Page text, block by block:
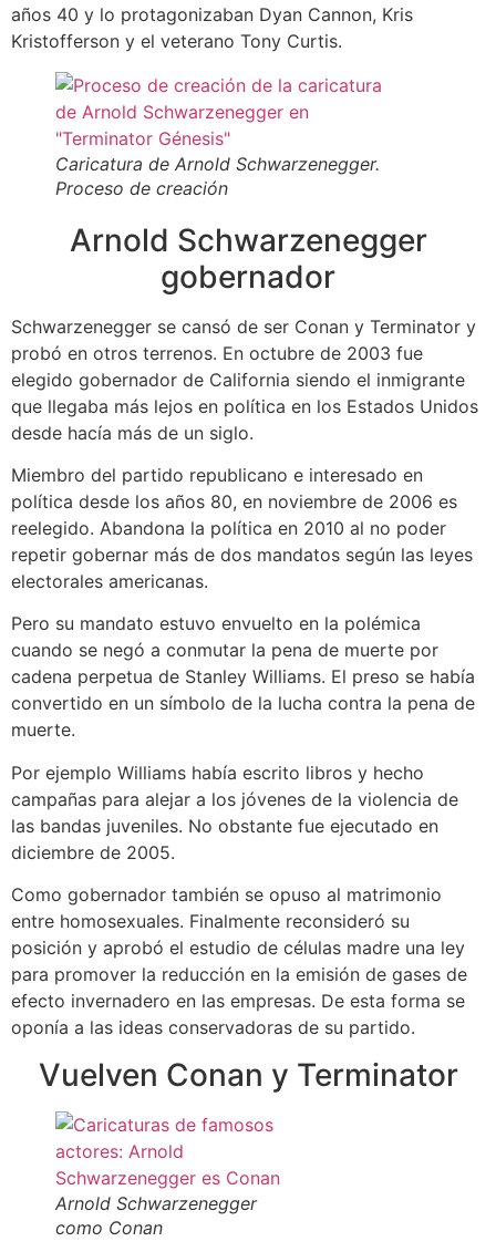
años 40 y lo protagonizaban Dyan Cannon, Kris
Kristofferson y el veterano Tony Curtis.
Caricatura de Arnold Schwarzenegger.
Proceso de creación
Arnold Schwarzenegger
gobernador
Schwarzenegger se cansó de ser Conan y Terminator y
probó en otros terrenos. En octubre de 2003 fue
elegido gobernador de California siendo el inmigrante
que llegaba más lejos en política en los Estados Unidos
desde hacía más de un siglo.
Miembro del partido republicano e interesado en
política desde los años 80, en noviembre de 2006 es
reelegido. Abandona la política en 2010 al no poder
repetir gobernar más de dos mandatos según las leyes
electorales americanas.
Pero su mandato estuvo envuelto en la polémica
cuando se negó a conmutar la pena de muerte por
cadena perpetua de Stanley Williams. El preso se había
convertido en un símbolo de la lucha contra la pena de
muerte.
Por ejemplo Williams había escrito libros y hecho
campañas para alejar a los jóvenes de la violencia de
las bandas juveniles. No obstante fue ejecutado en
diciembre de 2005.
Como gobernador también se opuso al matrimonio
entre homosexuales. Finalmente reconsideró su
posición y aprobó el estudio de células madre una ley
para promover la reducción en la emisión de gases de
efecto invernadero en las empresas. De esta forma se
oponía a las ideas conservadoras de su partido.
Vuelven Conan y Terminator
Arnold Schwarzenegger
como Conan